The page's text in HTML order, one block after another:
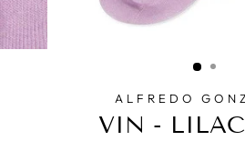
ALFREDO
VIN - LILAC